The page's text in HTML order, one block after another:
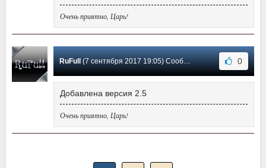
Очень приятно, Царь!
RuFull (7 сентября 2017 19:05) Сообщение #2 0
Добавлена версия 2.5
Очень приятно, Царь!